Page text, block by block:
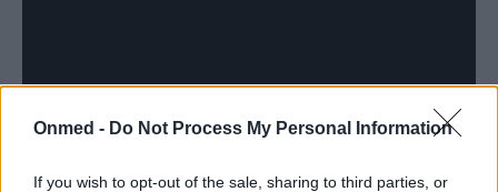
Onmed - Do Not Process My Personal Information
If you wish to opt-out of the sale, sharing to third parties, or